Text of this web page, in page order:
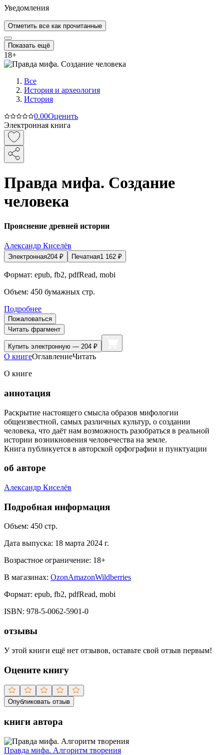
Уведомления
Отметить все как прочитанные
Показать ещё
18+
Все
История и археология
История
0.00Оценить
Электронная книга
Правда мифа. Создание
человека
Прояснение древней истории
Александр Киселёв
Электронная204 ₽ Печатная1 162 ₽
Формат: epub, fb2, pdfRead, mobi
Объем: 450 бумажных стр.
Подробнее
Пожаловаться
Читать фрагмент
Купить электронную — 204 ₽
О книгеОглавлениеЧитать
О книге
аннотация
Раскрытие настоящего смысла образов мифологии
общеизвестной, самых различных культур, о создании
человека, что даёт нам возможность разобраться в реальной
истории возникновения человечества на земле.
Книга публикуется в авторской орфографии и пунктуации
об авторе
Александр Киселёв
Подробная информация
Объем: 450 стр.
Дата выпуска: 18 марта 2024 г.
Возрастное ограничение: 18+
В магазинах: OzonAmazonWildberries
Формат: epub, fb2, pdfRead, mobi
ISBN: 978-5-0062-5901-0
отзывы
У этой книги ещё нет отзывов, оставьте свой отзыв первым!
Оцените книгу
Опубликовать отзыв
книги автора
Правда мифа. Алгоритм творения